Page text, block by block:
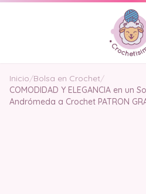
Inicio/Bolsa en Crochet/
COMODIDAD Y ELEGANCIA en un
Andrómeda a Crochet PATRON